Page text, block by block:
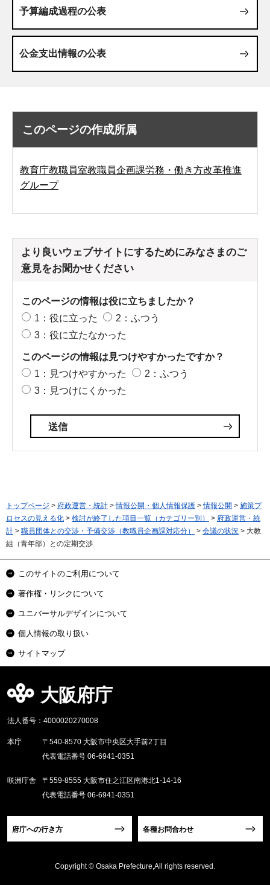
予算編成過程の公表
公金支出情報の公表
このページの作成所属
教育庁教職員室教職員企画課労務・働き方改革推進
グループ
より良いウェブサイトにするためにみなさまのご
意見をお聞かせください
このページの情報は役に立ちましたか？
1：役に立った
2：ふつう
3：役に立たなかった
このページの情報は見つけやすかったですか？
1：見つけやすかった
2：ふつう
3：見つけにくかった
トップページ > 府政運営・統計 >情報公開・個人情報保護 >情報公開 > 施策プ
ロセスの見える化 > 検討が終了した項目一覧（カテゴリー別） > 府政運営・統
計 > 職員団体との交渉・予備交渉（教職員企画課対応分） > 会議の状況 > 大教
組（青年部）との定期交渉
このサイトのご利用について
著作権・リンクについて
ユニバーサルデザインについて
個人情報の取り扱い
サイトマップ
大阪府庁
法人番号：4000020270008
本庁
〒540-8570 大阪市中央区大手前2丁目
代表電話番号 06-6941-0351
咲洲庁舎
〒559-8555 大阪市住之江区南港北1-14-16
代表電話番号 06-6941-0351
府庁への行き方 各種お問合わせ
Copyright © Osaka Prefecture,All rights reserved.